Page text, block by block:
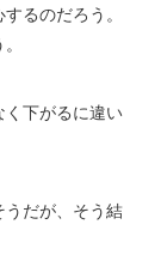
るのだろう。
く下がるに違い
だが、そう結